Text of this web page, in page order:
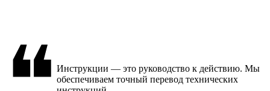
Инструкции — это руководство к действию. Мы
обеспечиваем точный перевод технических